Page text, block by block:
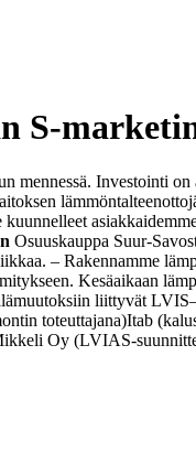
S-
mennessä. Investointi
kuunnelleet
Osuuskauppa Suur-
– Rakennamme
Kesäaikaan
liittyvät
toteuttajana)Itab
Oy (LVIAS-